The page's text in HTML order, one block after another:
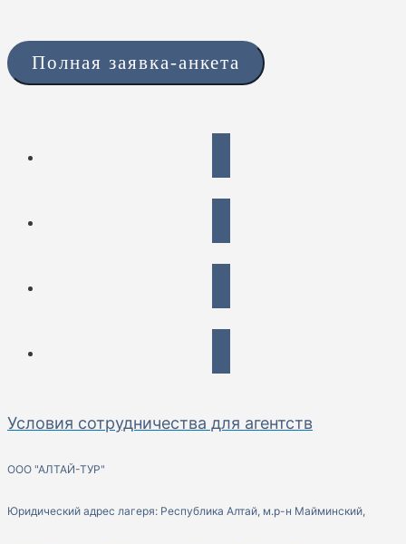
Полная заявка-анкета
Условия сотрудничества для агентств
ООО "АЛТАЙ-ТУР"
Юридический адрес лагеря: Республика Алтай, м.р-н Майминский,